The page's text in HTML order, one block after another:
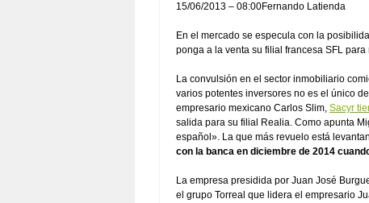
15/06/2013 – 08:00Fernando Latienda
En el mercado se especula con la
ponga a la venta su filial francesa SFL
La convulsión en el sector inmobiliario
varios potentes inversores no es el único
empresario mexicano Carlos Slim, Sacyr
salida para su filial Realia. Como apunta
español». La que más revuelo está
con la banca en diciembre de 2014
La empresa presidida por Juan José
el grupo Torreal que lidera el empresario